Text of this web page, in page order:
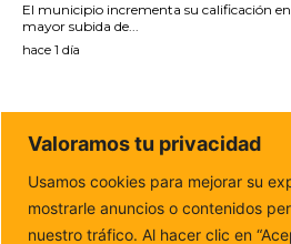
El municipio incrementa su calificación
mayor subida de...
hace 1 día